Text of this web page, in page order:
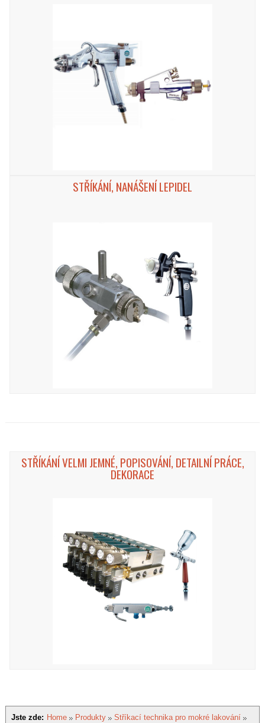
STŘÍKÁNÍ, NANÁŠENÍ LEPIDEL
STŘÍKÁNÍ VELMI JEMNÉ, POPISOVÁNÍ, DETAILNÍ PRÁCE,
DEKORACE
Jste zde: Home Produkty Stříkací technika pro mokré lakování